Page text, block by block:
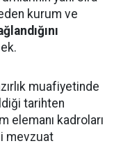
kurum ve
muafiyetinde
tarihten
elemanı kadroları
mevzuat